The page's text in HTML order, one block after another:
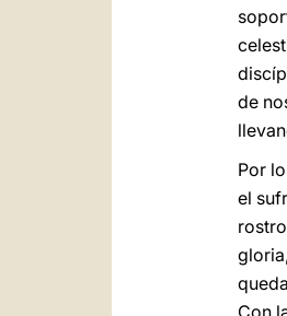
de
Por
el
Con